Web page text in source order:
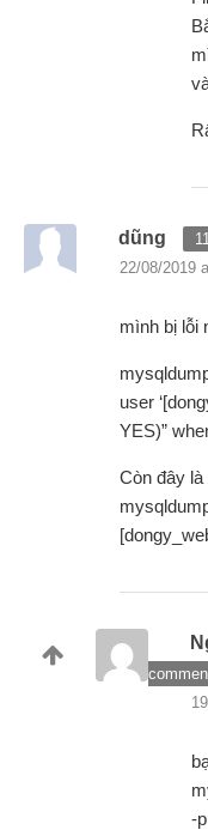
dũng
22/08/2019
mình bị lỗi
user
YES)”
Còn đây
-